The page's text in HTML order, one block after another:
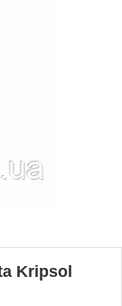
Kripsol